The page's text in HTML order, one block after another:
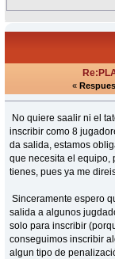
«
No quiere saalir ni el
inscribir como 8
da salida, estamos
que necesita el equipo,
tienes, pues ya me
Sinceramente espero
salida a algunos
solo para inscribir
conseguimos inscribir
algun tipo de